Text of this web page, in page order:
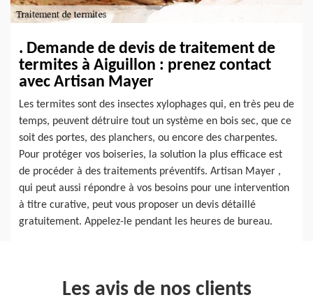
. Demande de devis de traitement de
termites à Aiguillon : prenez contact
avec Artisan Mayer
Les termites sont des insectes xylophages qui, en très peu de
temps, peuvent détruire tout un système en bois sec, que ce
soit des portes, des planchers, ou encore des charpentes.
Pour protéger vos boiseries, la solution la plus efficace est
de procéder à des traitements préventifs. Artisan Mayer ,
qui peut aussi répondre à vos besoins pour une intervention
à titre curative, peut vous proposer un devis détaillé
gratuitement. Appelez-le pendant les heures de bureau.
Les avis de nos clients